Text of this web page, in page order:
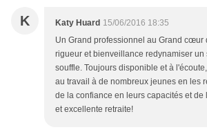
K Katy Huard 15/06/2016 18:35
Un Grand professionnel au Grand cœur
rigueur et bienveillance redynamiser un
souffle. Toujours disponible et à
au travail à de nombreux jeunes en les
de la confiance en leurs capacités et de
et excellente retraite!